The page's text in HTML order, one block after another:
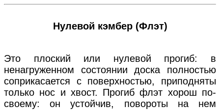
Нулевой кэмбер (Флэт)
Это плоский или нулевой прогиб: в
ненагруженном состоянии доска полностью
соприкасается с поверхностью, приподняты
только нос и хвост. Прогиб флэт хорош по-
своему: он устойчив, повороты на нем